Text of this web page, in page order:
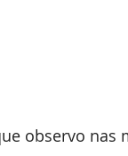
observo nas